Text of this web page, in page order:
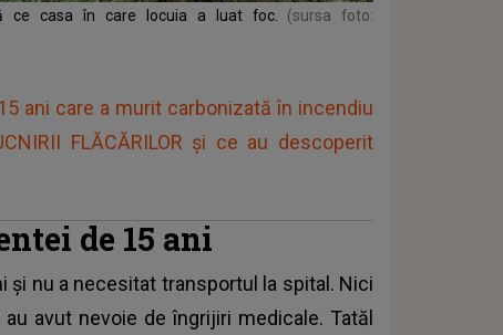
ce casa în care locuia a luat foc.
(sursa foto:
ani care a murit carbonizată în incendiu
FLĂCĂRILOR și ce au descoperit
de 15 ani
și nu a necesitat transportul la spital. Nici
avut nevoie de îngrijiri medicale. Tatăl